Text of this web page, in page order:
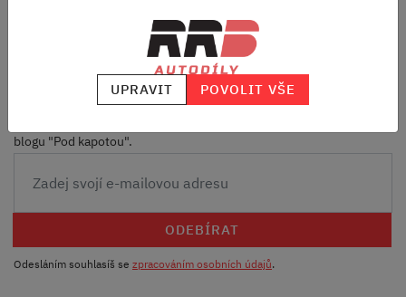
Odebírej náš newsletter
a vždycky budeš vědět, jaký ALU kola máme v akci, co najdeš
blogu "Pod kapotou".
ODEBÍRAT
Odesláním souhlasíš se zpracováním osobních údajů.
UPRAVIT POVOLIT VŠE